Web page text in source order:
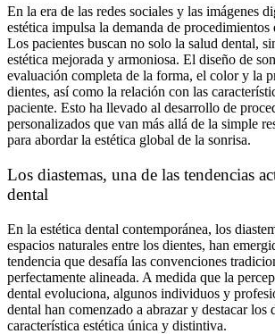
En la era de las redes sociales y las imágenes
estética impulsa la demanda de procedimientos
Los pacientes buscan no solo la salud dental,
estética mejorada y armoniosa. El diseño de
evaluación completa de la forma, el color y la
dientes, así como la relación con las
paciente. Esto ha llevado al desarrollo de
personalizados que van más allá de la simple
para abordar la estética global de la sonrisa.
Los diastemas, una de las tendencias
dental
En la estética dental contemporánea, los
espacios naturales entre los dientes, han
tendencia que desafía las convenciones
perfectamente alineada. A medida que la
dental evoluciona, algunos individuos y
dental han comenzado a abrazar y destacar los
característica estética única y distintiva.